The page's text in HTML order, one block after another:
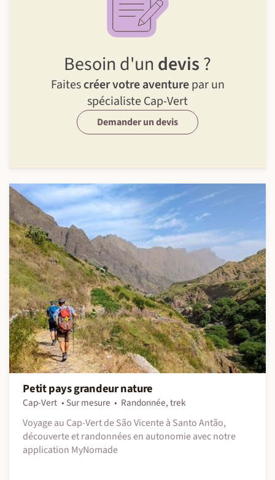
Besoin d'un devis?
Faitescréer votre aventurepar un
spécialiste Cap-Vert
Demander un devis
Petit pays grandeur nature
Cap-Vert Sur mesure
Randonnée, trek
Voyage au Cap-Vert de São Vicente à Santo Antão,
découverte et randonnées en autonomie avec notre
application MyNomade